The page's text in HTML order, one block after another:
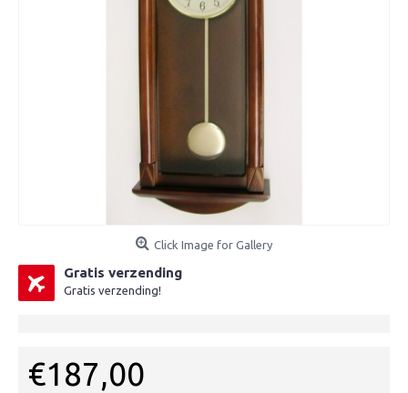
Click Image for Gallery
Gratis verzending
Gratis verzending!
€187,00